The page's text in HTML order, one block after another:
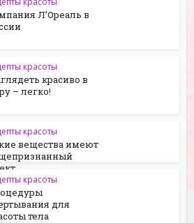
Л’Ореаль в
красоты
красиво в
– легко!
красоты
вещества имеют
красоты
для
тела